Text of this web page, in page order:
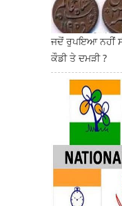
ਜਦੋਂ ਰੁਪਇਆ ਨਹੀਂ
ਕੌਡੀ ਤੇ ਦਮੜੀ ?